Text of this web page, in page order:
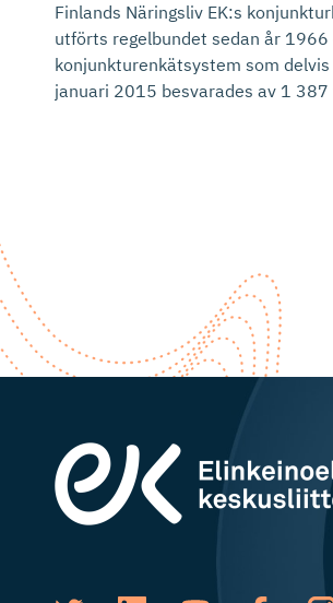
Finlands Näringsliv EK:s
utförts regelbundet sedan år 1966
konjunkturenkätsystem som
januari 2015 besvarades av 1